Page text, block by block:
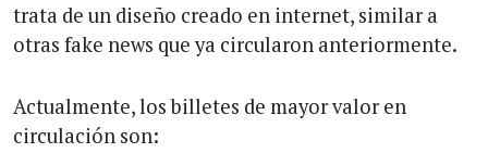
trata de un diseño creado en internet, similar a
otras fake news que ya circularon anteriormente.
Actualmente, los billetes de mayor valor en
circulación son: